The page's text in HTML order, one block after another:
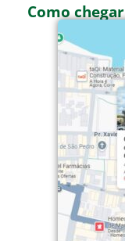
Como chegar